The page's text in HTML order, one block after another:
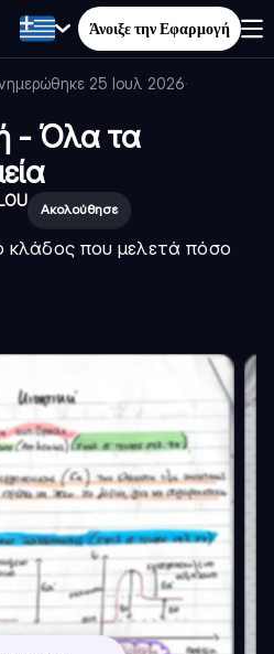
Άνοιξε την Εφαρμογή
25 Ιουλ 2026·
- Όλα τα
Ακολούθησε
κλάδος που μελετά πόσο